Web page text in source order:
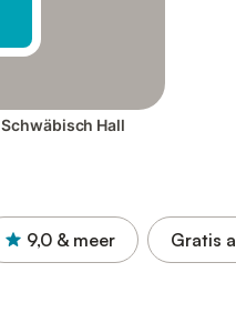
Schwäbisch Hall
9,0 & meer Gratis